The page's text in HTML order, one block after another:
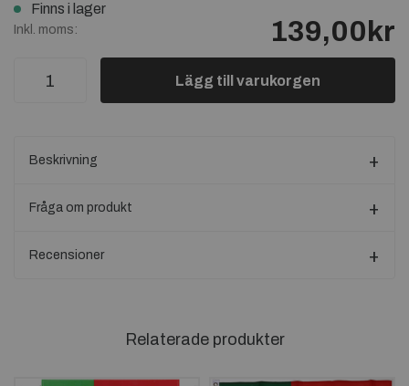
Finns i lager
Inkl. moms: 139,00kr
Lägg till varukorgen
Beskrivning
Fråga om produkt
Recensioner
Relaterade produkter